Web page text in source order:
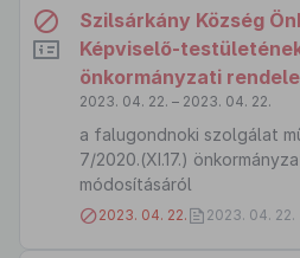
Szilsárkány Község
Képviselő-
önkormányzati
2023. 04. 22. – 2023. 04. 22.
a falugondnoki szolgálat
7/2020.(XI.17.)
módosításáról
2023. 04. 22. 2023. 04. 22.